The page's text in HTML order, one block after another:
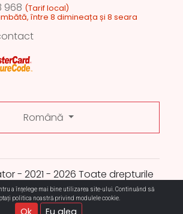
968 (Tarif local)
între 8 dimineața și 8 seara
Română
- 2021 - 2026 Toate drepturile
rezervate.
a înțelege mai bine utilizarea site-ului. Continuând să
politica noastră privind modulele cookie.
Ok Eu aleg